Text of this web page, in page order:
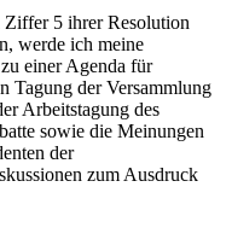
Ziffer 5 ihrer Resolution
werde ich meine
einer Agenda für
Tagung der Versammlung
Arbeitstagung des
sowie die Meinungen
der
zum Ausdruck